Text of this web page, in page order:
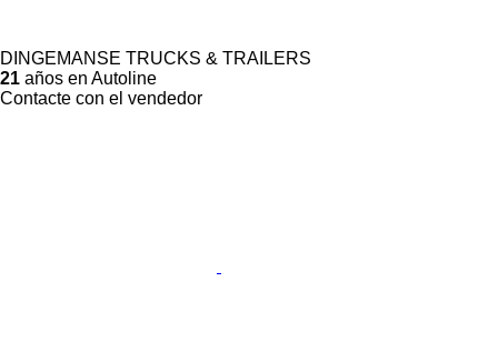
DINGEMANSE TRUCKS & TRAILERS
21 años en Autoline
Contacte con el vendedor